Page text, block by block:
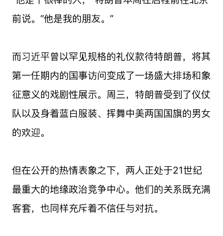
前说。“他是我的朋友。”
而习近平曾以罕见规格的礼仪款待特朗普，将其
第一任期内的国事访问变成了一场盛大排场和象
征意义的戏剧性展示。周三，特朗普受到了仪仗
队以及身着蓝白服装、挥舞中美两国国旗的男女
的欢迎。
但在公开的热情表象之下，两人正处于21世纪
最重大的地缘政治竞争中心。他们的关系既充满
客套，也同样充斥着不信任与对抗。